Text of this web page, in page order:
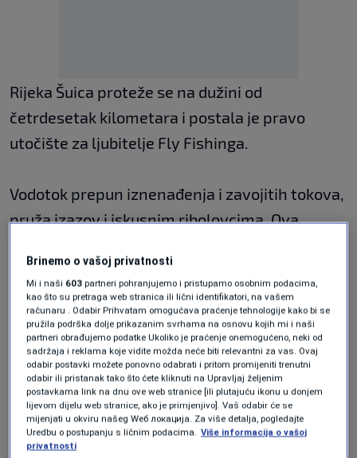
Rijeka Šuica proteže se na dužini od
četrdesetak kilometara i postala je pravo
utočište za ljubitelje Fly Fishinga.
Vodotok prepun iznenađenja i zavojitih tokova,
pruža izazov i iskusnim ribolovcima. Ova
nedaleko od grada Livna, i svojim putem spaja
puteve prema Livnu, Kupresu i Tomislavgradu.
Središnji komad ovog prirodnog bogaćenja je
Galečki most koji se smatra remek-djelom
starim gotovo 2000 godina. Ovaj most, u obliku
luka, premošćuje rijeku Šuicu i svjedoči o
bogatoj povijesti ovog kraja.
Brinemo o vašoj privatnosti
Mi i naši 603 partneri pohranjujemo i pristupamo osobnim podacima,
kao što su pretraga web stranica ili lični identifikatori, na vašem
računaru . Odabir Prihvatam omogućava praćenje tehnologije kako bi se
pružila podrška dolje prikazanim svrhama na osnovu kojih mi i naši
partneri obrađujemo podatke Ukoliko je praćenje onemogućeno, neki od
sadržaja i reklama koje vidite možda neće biti relevantni za vas. Ovaj
odabir postavki možete ponovno odabrati i pritom promijeniti trenutni
odabir ili pristanak tako što ćete kliknuti na Upravljaj željenim
postavkama link na dnu ove web stranice [ili plutajuću ikonu u donjem
lijevom dijelu web stranice, ako je primjenjivo]. Vaš odabir će se
mijenjati u okviru našeg Wеб локација. Za više detalja, pogledajte
Uredbu o postupanju s ličnim podacima. Više informacija o vašoj
privatnosti